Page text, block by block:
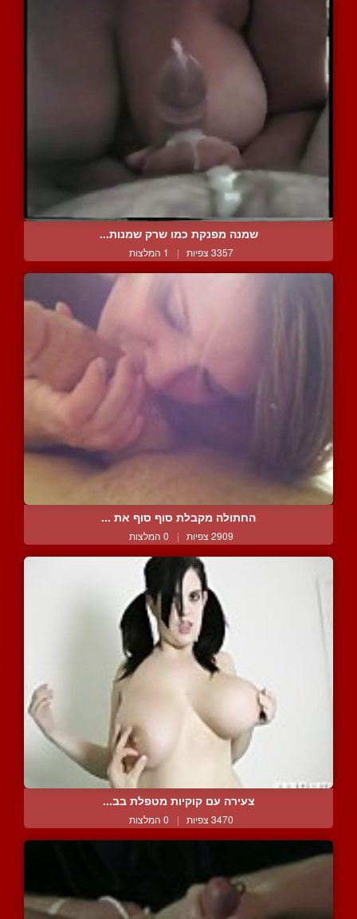
שמנה מפנקת כמו שרק שמנות...
3357 צפיות | 1 המלצות
החתולה מקבלת סוף סוף את ...
2909 צפיות | 0 המלצות
צעירה עם קוקיות מטפלת בב...
3470 צפיות | 0 המלצות